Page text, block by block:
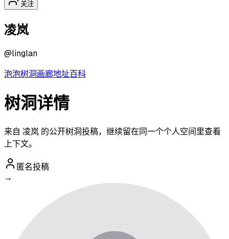
关注
凌岚
@linglan
泡泡树洞画廊地址百科
树洞详情
来自 凌岚 的公开树洞投稿，继续留在同一个个人空间里查看
上下文。
匿名投稿
→